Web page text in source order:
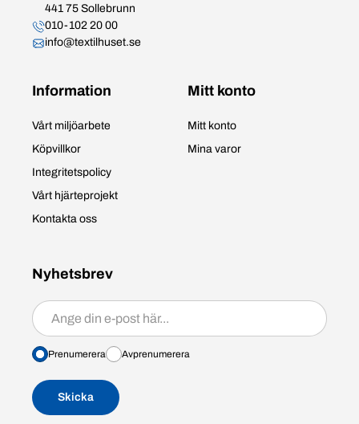
441 75 Sollebrunn
010-102 20 00
info@textilhuset.se
Information
Vårt miljöarbete
Köpvillkor
Integritetspolicy
Vårt hjärteprojekt
Kontakta oss
Mitt konto
Mitt konto
Mina varor
Nyhetsbrev
Prenumerera/avprenumerera
Prenumerera Avprenumerera
Skicka